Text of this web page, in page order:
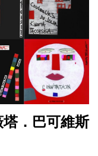
．巴可維斯